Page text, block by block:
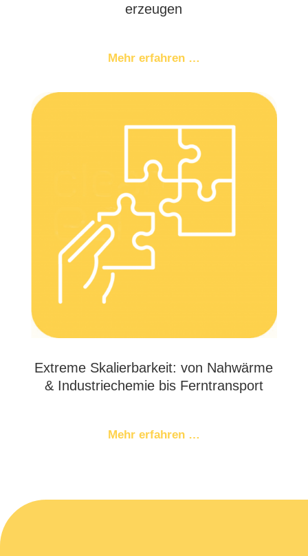
erzeugen
Mehr erfah­ren …
Extre­me Ska­lier­bar­keit: von Nah­wär­me
& Indus­trie­che­mie bis Ferntransport
Mehr erfah­ren …